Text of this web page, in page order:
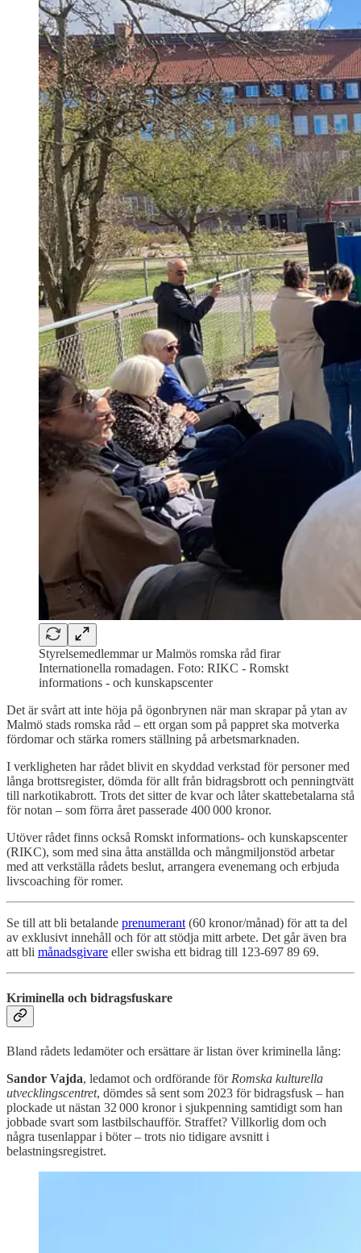
Styrelsemedlemmar ur Malmös romska råd firar
Internationella romadagen. Foto: RIKC - Romskt
informations - och kunskapscenter
Det är svårt att inte höja på ögonbrynen när man skrapar på ytan av
Malmö stads romska råd – ett organ som på pappret ska motverka
fördomar och stärka romers ställning på arbetsmarknaden.
I verkligheten har rådet blivit en skyddad verkstad för personer med
långa brottsregister, dömda för allt från bidragsbrott och penningtvätt
till narkotikabrott. Trots det sitter de kvar och låter skattebetalarna stå
för notan – som förra året passerade 400 000 kronor.
Utöver rådet finns också Romskt informations- och kunskapscenter
(RIKC), som med sina åtta anställda och mångmiljonstöd arbetar
med att verkställa rådets beslut, arrangera evenemang och erbjuda
livscoaching för romer.
Se till att bli betalande prenumerant (60 kronor/månad) för att ta del
av exklusivt innehåll och för att stödja mitt arbete. Det går även bra
att bli månadsgivare eller swisha ett bidrag till 123-697 89 69.
Kriminella och bidragsfuskare
Bland rådets ledamöter och ersättare är listan över kriminella lång:
Sandor Vajda, ledamot och ordförande för Romska kulturella
utvecklingscentret, dömdes så sent som 2023 för bidragsfusk – han
plockade ut nästan 32 000 kronor i sjukpenning samtidigt som han
jobbade svart som lastbilschaufför. Straffet? Villkorlig dom och
några tusenlappar i böter – trots nio tidigare avsnitt i
belastningsregistret.